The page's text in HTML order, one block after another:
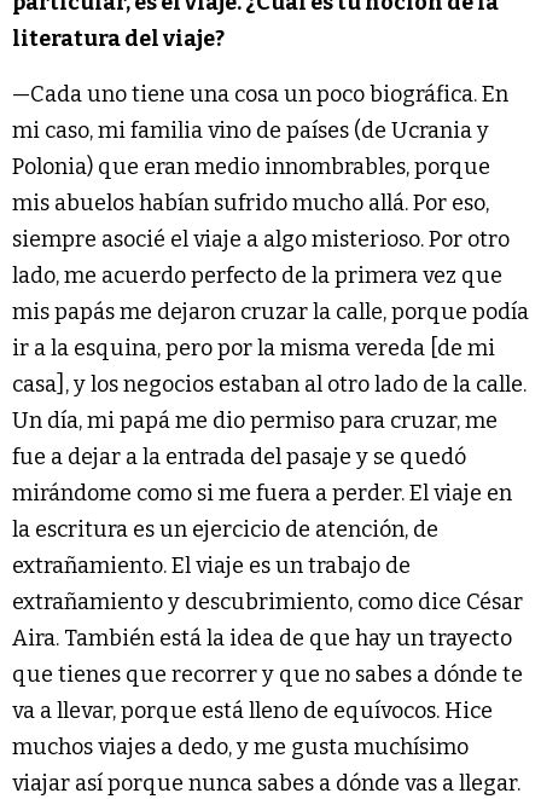
literatura del viaje?
—Cada uno tiene una cosa un poco biográfica. En
mi caso, mi familia vino de países (de Ucrania y
Polonia) que eran medio innombrables, porque
mis abuelos habían sufrido mucho allá. Por eso,
siempre asocié el viaje a algo misterioso. Por otro
lado, me acuerdo perfecto de la primera vez que
mis papás me dejaron cruzar la calle, porque podía
ir a la esquina, pero por la misma vereda [de mi
casa], y los negocios estaban al otro lado de la calle.
Un día, mi papá me dio permiso para cruzar, me
fue a dejar a la entrada del pasaje y se quedó
mirándome como si me fuera a perder. El viaje en
la escritura es un ejercicio de atención, de
extrañamiento. El viaje es un trabajo de
extrañamiento y descubrimiento, como dice César
Aira. También está la idea de que hay un trayecto
que tienes que recorrer y que no sabes a dónde te
va a llevar, porque está lleno de equívocos. Hice
muchos viajes a dedo, y me gusta muchísimo
viajar así porque nunca sabes a dónde vas a llegar.